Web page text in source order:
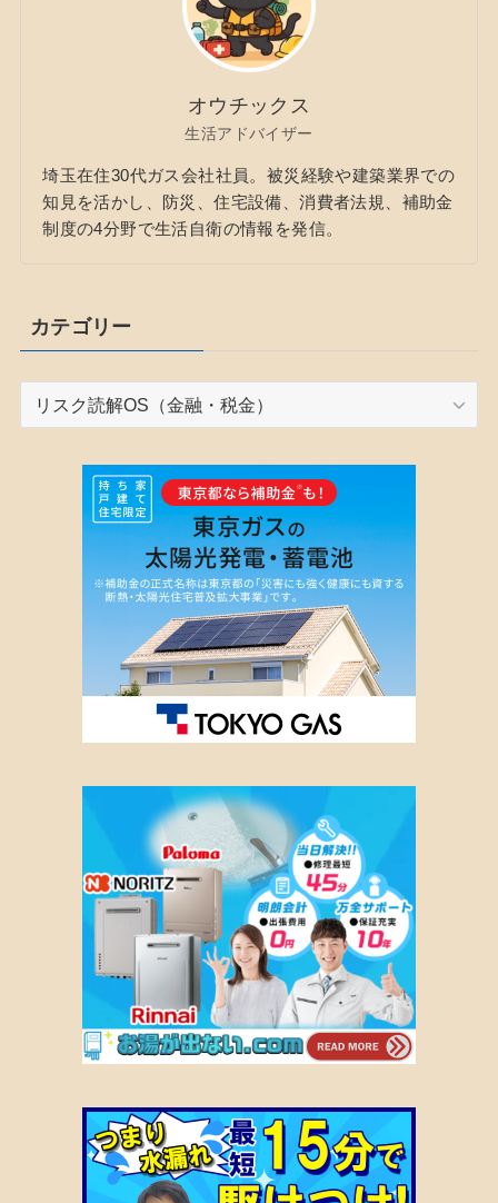
オウチックス
生活アドバイザー
埼玉在住30代ガス会社社員。被災経験や建築業界での
知見を活かし、防災、住宅設備、消費者法規、補助金
制度の4分野で生活自衛の情報を発信。
カテゴリー